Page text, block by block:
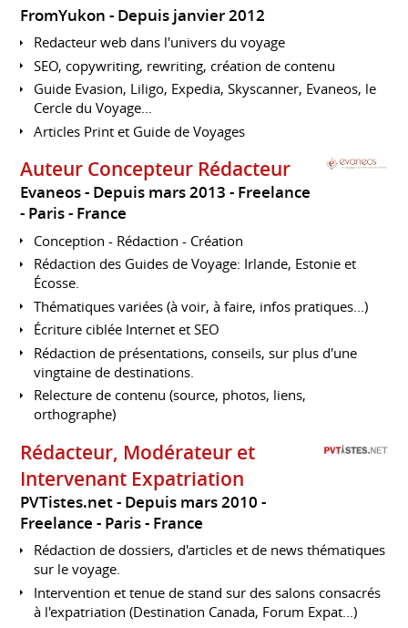
FromYukon Depuis janvier 2012
Redacteur web dans l'univers du voyage
SEO, copywriting, rewriting, création de contenu
Guide Evasion, Liligo, Expedia, Skyscanner, Evaneos, le
Cercle du Voyage...
Articles Print et Guide de Voyages
Auteur Concepteur Rédacteur
Evaneos Depuis mars 2013 Freelance
Paris
France
Conception - Rédaction - Création
Rédaction des Guides de Voyage: Irlande, Estonie et
Écosse.
Thématiques variées (à voir, à faire, infos pratiques...)
Écriture ciblée Internet et SEO
Rédaction de présentations, conseils, sur plus d'une
vingtaine de destinations.
Relecture de contenu (source, photos, liens,
orthographe)
Rédacteur, Modérateur et
Intervenant Expatriation
PVTistes.net
Depuis mars 2010
Freelance
Paris France
Rédaction de dossiers, d'articles et de news thématiques
sur le voyage.
Intervention et tenue de stand sur des salons consacrés
à l'expatriation (Destination Canada, Forum Expat...)